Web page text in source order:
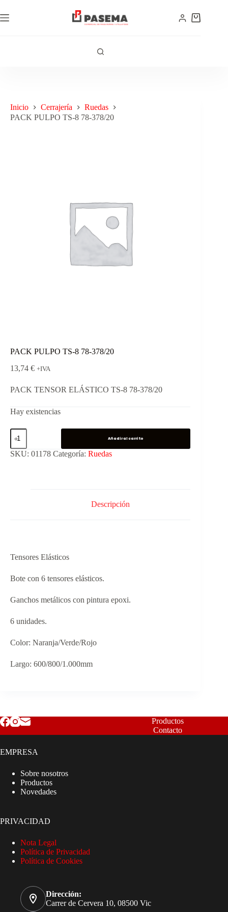
Inicio Cerrajería
Ruedas
PACK PULPO TS-8 78-378/20
PACK PULPO TS-8 78-378/20
13,74 € +IVA
PACK TENSOR ELÁSTICO TS-8 78-378/20
Hay existencias
Añadir al carrito
SKU: 01178 Categoría: Ruedas
Descripción
Tensores Elásticos
Bote con 6 tensores elásticos.
Ganchos metálicos con pintura epoxi.
6 unidades.
Color: Naranja/Verde/Rojo
Largo: 600/800/1.000mm
Productos
Contacto
EMPRESA
Sobre nosotros
Productos
Novedades
PRIVACIDAD
Nota Legal
Política de Privacidad
Política de Cookies
Dirección:
Carrer de Cervera 10, 08500 Vic